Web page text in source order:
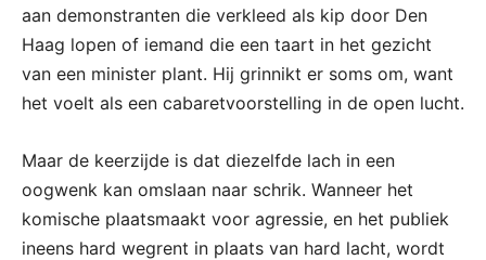
aan demonstranten die verkleed als kip door Den
Haag lopen of iemand die een taart in het gezicht
van een minister plant. Hij grinnikt er soms om, want
het voelt als een cabaretvoorstelling in de open lucht.
Maar de keerzijde is dat diezelfde lach in een
oogwenk kan omslaan naar schrik. Wanneer het
komische plaatsmaakt voor agressie, en het publiek
ineens hard wegrent in plaats van hard lacht, wordt